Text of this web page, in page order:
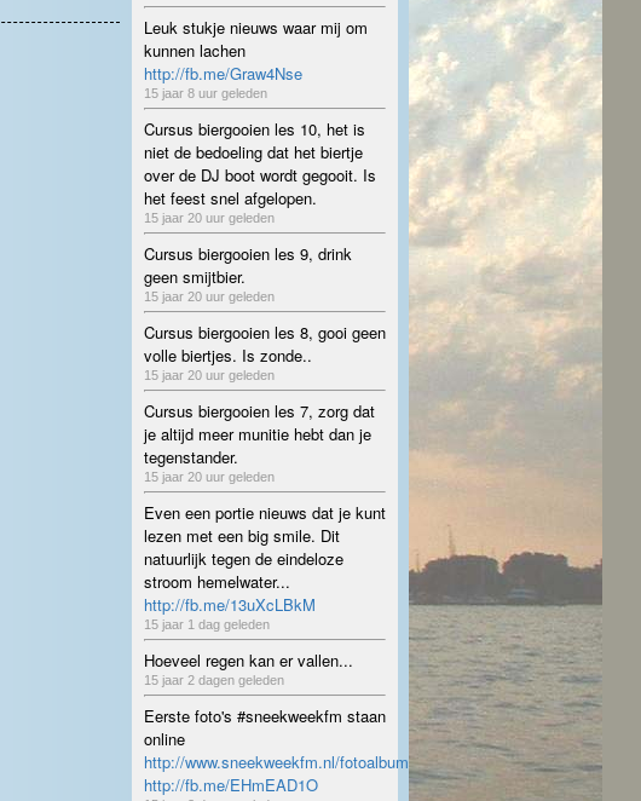
Leuk stukje nieuws waar mij om
kunnen lachen
http://fb.me/Graw4Nse
15 jaar 8 uur geleden
Cursus biergooien les 10, het is
niet de bedoeling dat het biertje
over de DJ boot wordt gegooit. Is
het feest snel afgelopen.
15 jaar 20 uur geleden
Cursus biergooien les 9, drink
geen smijtbier.
15 jaar 20 uur geleden
Cursus biergooien les 8, gooi geen
volle biertjes. Is zonde..
15 jaar 20 uur geleden
Cursus biergooien les 7, zorg dat
je altijd meer munitie hebt dan je
tegenstander.
15 jaar 20 uur geleden
Even een portie nieuws dat je kunt
lezen met een big smile. Dit
natuurlijk tegen de eindeloze
stroom hemelwater...
http://fb.me/13uXcLBkM
15 jaar 1 dag geleden
Hoeveel regen kan er vallen...
15 jaar 2 dagen geleden
Eerste foto's #sneekweekfm staan
online
http://www.sneekweekfm.nl/fotoalbum
http://fb.me/EHmEAD1O